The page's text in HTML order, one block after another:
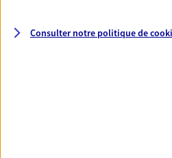
votre famille avec la
Consulter notre politique de